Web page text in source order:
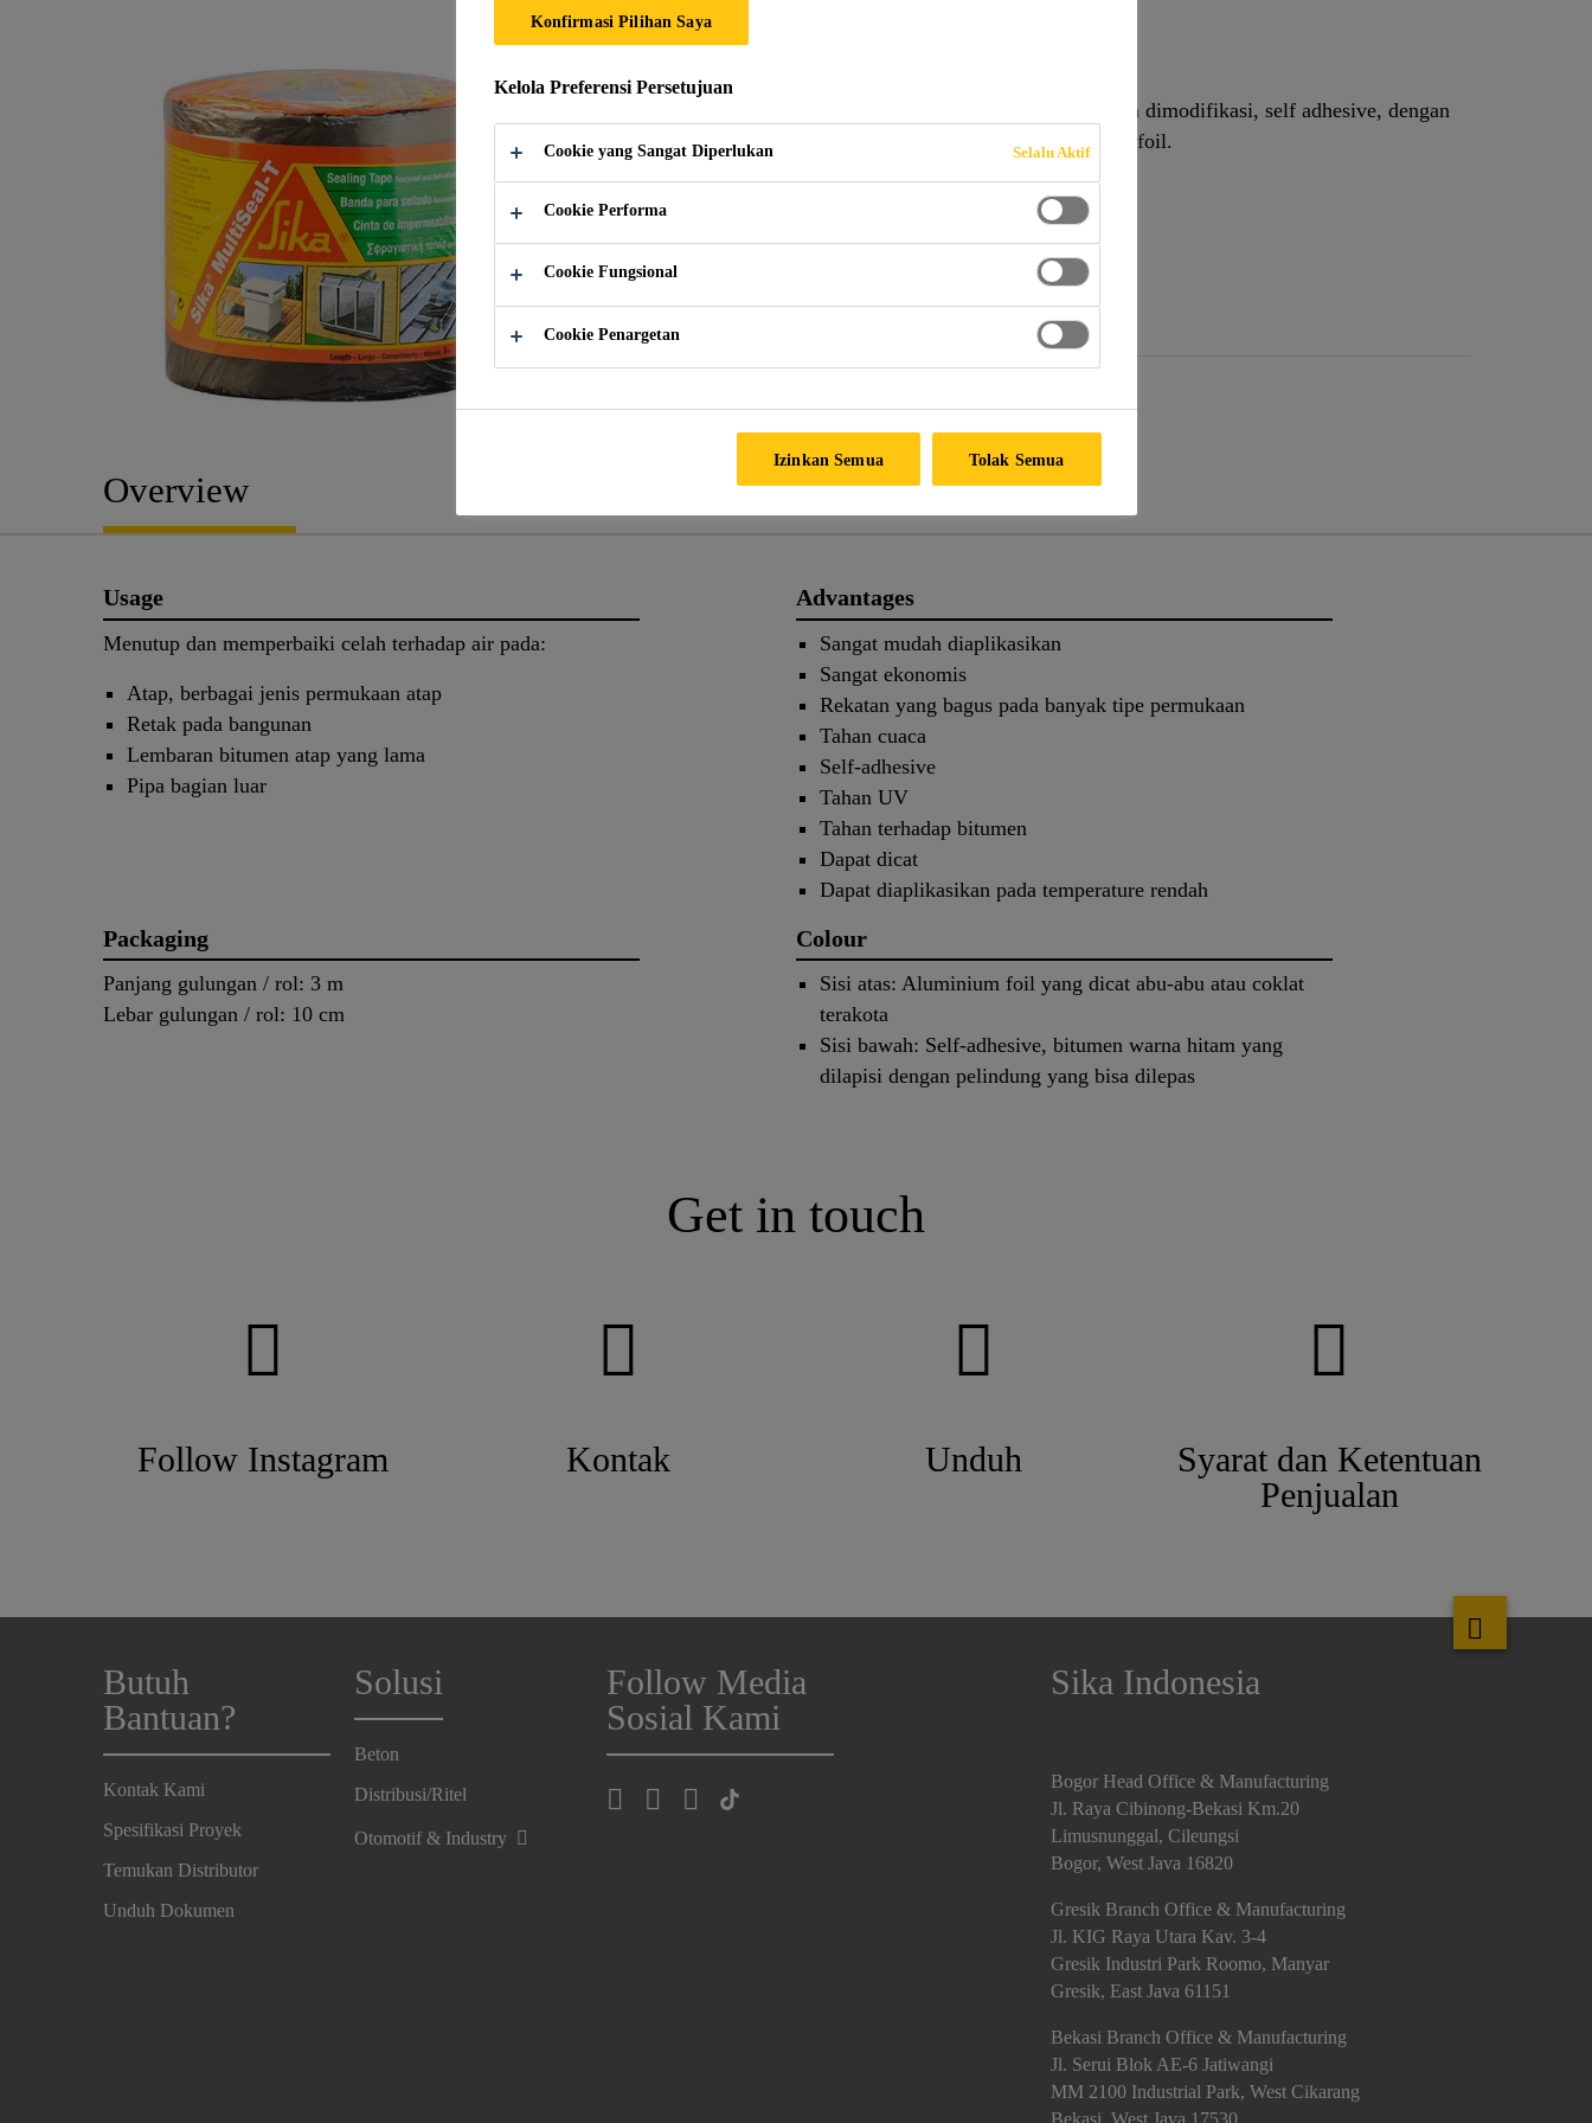
Sika® MultiSeal
Sika MultiSeal adalah lembaran karet waterproofing yang telah dimodifikasi, self adhesive, dengan
berbahan dasar bitumen, pada satu sisi-nya dilapisi aluminium foil.
Sangat ekonomis
Rekatan yang bagus pada banyak tipe permukaan
Overview
Usage
Menutup dan memperbaiki celah terhadap air pada:
Atap, berbagai jenis permukaan atap
Retak pada bangunan
Lembaran bitumen atap yang lama
Pipa bagian luar
Advantages
Sangat mudah diaplikasikan
Sangat ekonomis
Rekatan yang bagus pada banyak tipe permukaan
Tahan cuaca
Self-adhesive
Tahan UV
Tahan terhadap bitumen
Dapat dicat
Dapat diaplikasikan pada temperature rendah
Packaging
Panjang gulungan / rol: 3 m
Lebar gulungan / rol: 10 cm
Colour
Sisi atas: Aluminium foil yang dicat abu-abu atau coklat
terakota
Sisi bawah: Self-adhesive, bitumen warna hitam yang
dilapisi dengan pelindung yang bisa dilepas
Get in touch
Follow Instagram Kontak Unduh
Syarat dan Ketentuan
Penjualan
Butuh
Bantuan?
Kontak Kami
Spesifikasi Proyek
Temukan Distributor
Unduh Dokumen
Solusi
Beton
Distribusi/Ritel
Otomotif & Industry
Follow Media
Sosial Kami
Sika Indonesia
Bogor Head Office & Manufacturing
Jl. Raya Cibinong-Bekasi Km.20
Limusnunggal, Cileungsi
Bogor, West Java 16820
Gresik Branch Office & Manufacturing
Jl. KIG Raya Utara Kav. 3-4
Gresik Industri Park Roomo, Manyar
Gresik, East Java 61151
Bekasi Branch Office & Manufacturing
Jl. Serui Blok AE-6 Jatiwangi
MM 2100 Industrial Park, West Cikarang
Bekasi, West Java 17530
Konfirmasi Pilihan Saya
Kelola Preferensi Persetujuan
Cookie yang Sangat Diperlukan Selalu Aktif
Cookie Performa
Cookie Fungsional
Cookie Penargetan
Tolak Semua
Izinkan Semua